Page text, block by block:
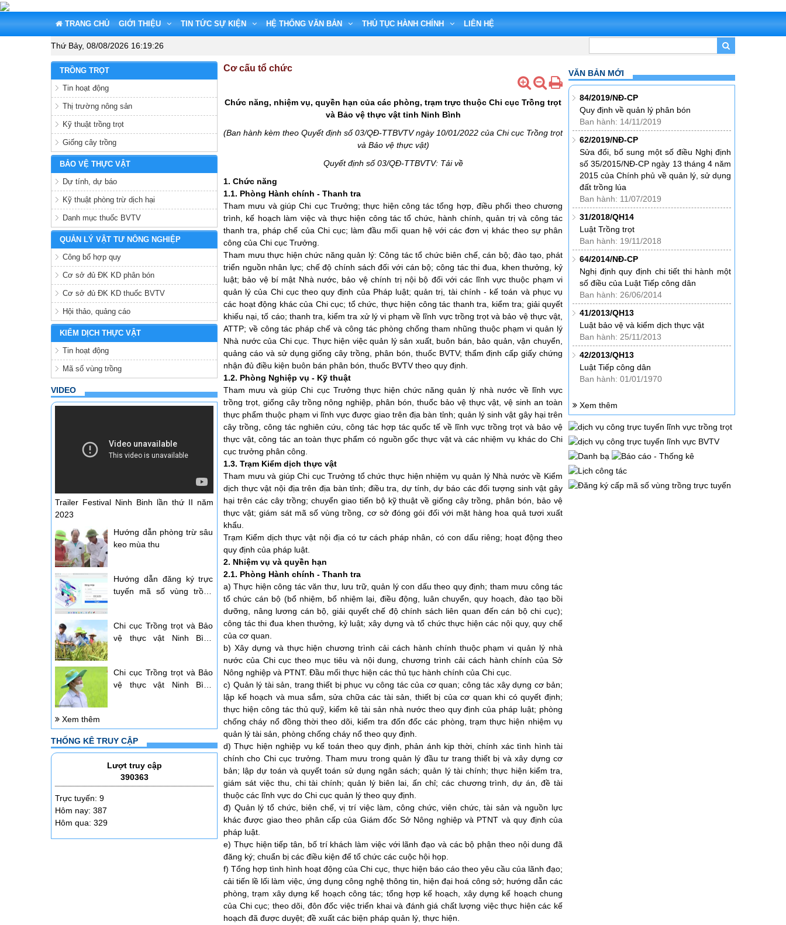
TRANG CHỦ GIỚI THIỆU TIN TỨC SỰ KIỆN HỆ THỐNG VĂN BẢN THỦ TỤC HÀNH CHÍNH LIÊN HỆ
Thứ Bảy, 08/08/2026 16:19:27
Cơ cấu tổ chức
Chức năng, nhiệm vụ, quyền hạn của các phòng, trạm trực thuộc Chi cục Trồng trọt
và Bảo vệ thực vật tỉnh Ninh Bình
(Ban hành kèm theo Quyết định số 03/QĐ-TTBVTV ngày 10/01/2022 của Chi cục Trồng trọt
và Bảo vệ thực vật)
Quyết định số 03/QĐ-TTBVTV: Tải về
1. Chức năng
1.1. Phòng Hành chính - Thanh tra
Tham mưu và giúp Chi cục Trưởng; thực hiện công tác tổng hợp, điều phối theo chương
trình, kế hoạch làm việc và thực hiện công tác tổ chức, hành chính, quản trị và công tác
thanh tra, pháp chế của Chi cục; làm đầu mối quan hệ với các đơn vị khác theo sự phân
công của Chi cục Trưởng.
Tham mưu thực hiện chức năng quản lý: Công tác tổ chức biên chế, cán bộ; đào tạo, phát
triển nguồn nhân lực; chế độ chính sách đối với cán bộ; công tác thi đua, khen thưởng, kỷ
luật; bảo vệ bí mật Nhà nước, bảo vệ chính trị nội bộ đối với các lĩnh vực thuộc phạm vi
quản lý của Chi cục theo quy định của Pháp luật; quản trị, tài chính - kế toán và phục vụ
các hoạt động khác của Chi cục; tổ chức, thực hiện công tác thanh tra, kiểm tra; giải quyết
khiếu nại, tố cáo; thanh tra, kiểm tra xử lý vi phạm về lĩnh vực trồng trọt và bảo vệ thực vật,
ATTP; về công tác pháp chế và công tác phòng chống tham nhũng thuộc phạm vi quản lý
Nhà nước của Chi cục. Thực hiện việc quản lý sản xuất, buôn bán, bảo quản, vận chuyển,
quảng cáo và sử dụng giống cây trồng, phân bón, thuốc BVTV; thẩm định cấp giấy chứng
nhận đủ điều kiện buôn bán phân bón, thuốc BVTV theo quy định.
1.2. Phòng Nghiệp vụ - Kỹ thuật
Tham mưu và giúp Chi cục Trưởng thực hiện chức năng quản lý nhà nước về lĩnh vực
trồng trọt, giống cây trồng nông nghiệp, phân bón, thuốc bảo vệ thực vật, vệ sinh an toàn
thực phẩm thuộc phạm vi lĩnh vực được giao trên địa bàn tỉnh; quản lý sinh vật gây hại trên
cây trồng, công tác nghiên cứu, công tác hợp tác quốc tế về lĩnh vực trồng trọt và bảo vệ
thực vật, công tác an toàn thực phẩm có nguồn gốc thực vật và các nhiệm vụ khác do Chi
cục trưởng phân công.
1.3. Trạm Kiểm dịch thực vật
Tham mưu và giúp Chi cục Trưởng tổ chức thực hiện nhiệm vụ quản lý Nhà nước về Kiểm
dịch thực vật nội địa trên địa bàn tỉnh; điều tra, dự tính, dự báo các đối tượng sinh vật gây
hại trên các cây trồng; chuyển giao tiến bộ kỹ thuật về giống cây trồng, phân bón, bảo vệ
thực vật; giám sát mã số vùng trồng, cơ sở đóng gói đối với mặt hàng hoa quả tươi xuất
khẩu.
Trạm Kiểm dịch thực vật nội địa có tư cách pháp nhân, có con dấu riêng; hoạt động theo
quy định của pháp luật.
2. Nhiệm vụ và quyền hạn
2.1. Phòng Hành chính - Thanh tra
a) Thực hiện công tác văn thư, lưu trữ, quản lý con dấu theo quy định; tham mưu công tác
tổ chức cán bộ (bổ nhiệm, bổ nhiệm lại, điều động, luân chuyển, quy hoạch, đào tạo bồi
dưỡng, nâng lương cán bộ, giải quyết chế độ chính sách liên quan đến cán bộ chi cục);
công tác thi đua khen thưởng, kỷ luật; xây dựng và tổ chức thực hiện các nội quy, quy chế
của cơ quan.
b) Xây dựng và thực hiện chương trình cải cách hành chính thuộc phạm vi quản lý nhà
nước của Chi cục theo mục tiêu và nội dung, chương trình cải cách hành chính của Sở
Nông nghiệp và PTNT. Đầu mối thực hiện các thủ tục hành chính của Chi cục.
c) Quản lý tài sản, trang thiết bị phục vụ công tác của cơ quan; công tác xây dựng cơ bản;
lập kế hoạch và mua sắm, sửa chữa các tài sản, thiết bị của cơ quan khi có quyết định;
thực hiện công tác thủ quỹ, kiểm kê tài sản nhà nước theo quy định của pháp luật; phòng
chống cháy nổ đồng thời theo dõi, kiểm tra đốn đốc các phòng, trạm thực hiện nhiệm vụ
quản lý tài sản, phòng chống cháy nổ theo quy định.
d) Thực hiện nghiệp vụ kế toán theo quy định, phản ánh kịp thời, chính xác tình hình tài
chính cho Chi cục trưởng. Tham mưu trong quản lý đầu tư trang thiết bị và xây dựng cơ
bản; lập dự toán và quyết toán sử dụng ngân sách; quản lý tài chính; thực hiện kiểm tra,
giám sát việc thu, chi tài chính; quản lý biên lai, ấn chỉ; các chương trình, dự án, đề tài
thuộc các lĩnh vực do Chi cục quản lý theo quy định.
đ) Quản lý tổ chức, biên chế, vị trí việc làm, công chức, viên chức, tài sản và nguồn lực
khác được giao theo phân cấp của Giám đốc Sở Nông nghiệp và PTNT và quy định của
pháp luật.
e) Thực hiện tiếp tân, bố trí khách làm việc với lãnh đạo và các bộ phận theo nội dung đã
đăng ký; chuẩn bị các điều kiện để tổ chức các cuộc hội họp.
f) Tổng hợp tình hình hoạt động của Chi cục, thực hiện báo cáo theo yêu cầu của lãnh đạo;
cải tiến lề lối làm việc, ứng dụng công nghệ thông tin, hiện đại hoá công sở; hướng dẫn các
phòng, trạm xây dựng kế hoạch công tác; tổng hợp kế hoạch, xây dựng kế hoạch chung
của Chi cục; theo dõi, đôn đốc việc triển khai và đánh giá chất lượng việc thực hiện các kế
hoạch đã được duyệt; đề xuất các biện pháp quản lý, thực hiện.
TRỒNG TRỌT
Tin hoạt động
Thị trường nông sản
Kỹ thuật trồng trọt
Giống cây trồng
BẢO VỆ THỰC VẬT
Dự tính, dự báo
Kỹ thuật phòng trừ dịch hại
Danh mục thuốc BVTV
QUẢN LÝ VẬT TƯ NÔNG NGHIỆP
Công bố hợp quy
Cơ sở đủ ĐK KD phân bón
Cơ sở đủ ĐK KD thuốc BVTV
Hội thảo, quảng cáo
KIỂM DỊCH THỰC VẬT
Tin hoạt động
Mã số vùng trồng
VIDEO
Trailer Festival Ninh Binh lần thứ II năm
2023
Hướng dẫn phòng trừ sâu
keo mùa thu
Hướng dẫn đăng ký trực
tuyến mã số vùng trồng
Chi cục Trồng trọt và Bảo
vệ thực vật Ninh Bình
hạt cau tại Nho Quan
Chi cục Trồng trọt và Bảo
vệ thực vật Ninh Bình
Xem thêm
THỐNG KÊ TRUY CẬP
Lượt truy cập
390363
Trực tuyến: 9
Hôm nay: 387
Hôm qua: 329
VĂN BẢN MỚI
84/2019/NĐ-CP
Quy định về quản lý phân bón
Ban hành: 14/11/2019
62/2019/NĐ-CP
Sửa đổi, bổ sung một số điều Nghị định
số 35/2015/NĐ-CP ngày 13 tháng 4 năm
2015 của Chính phủ về quản lý, sử dụng
đất trồng lúa
Ban hành: 11/07/2019
31/2018/QH14
Luật Trồng trọt
Ban hành: 19/11/2018
64/2014/NĐ-CP
Nghị định quy định chi tiết thi hành một
số điều của Luật Tiếp công dân
Ban hành: 26/06/2014
41/2013/QH13
Luật bảo vệ và kiểm dịch thực vật
Ban hành: 25/11/2013
42/2013/QH13
Luật Tiếp công dân
Ban hành: 01/01/1970
Xem thêm